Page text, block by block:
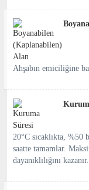
Ahşabın emiciliğine
20°C sıcaklıkta, %50
saatte tamamlar.
dayanıklılığını kazanır.